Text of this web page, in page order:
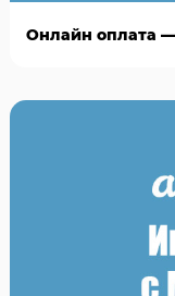
Онлайн оплата —